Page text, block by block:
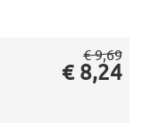
€ 9,69
€ 8,24